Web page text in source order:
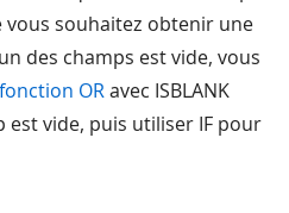
vous souhaitez obtenir une
des champs est vide, vous
fonction ORavec ISBLANK
vide, puis utiliser IF pour